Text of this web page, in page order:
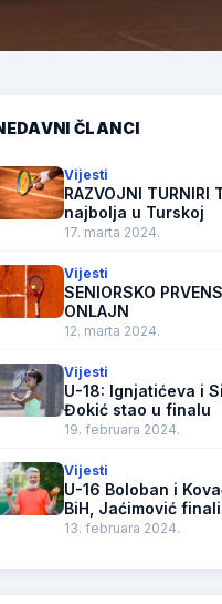
ČLANCI
Vijesti
RAZVOJNI TURNIRI
najbolja u Turskoj
17. marta 2024.
Vijesti
SENIORSKO
ONLAJN
12. marta 2024.
Vijesti
U-18: Ignjatićeva i
Đokić stao u finalu
19. februara 2024.
Vijesti
U-16 Boloban i
BiH, Jaćimović
13. februara 2024.